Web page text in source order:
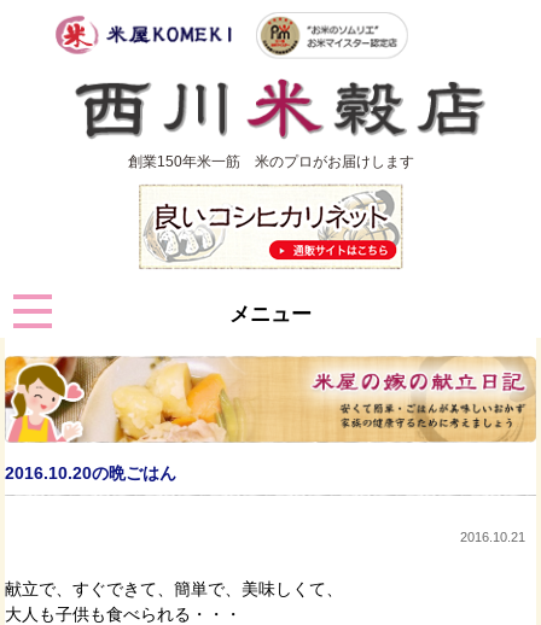
創業150年米一筋 米のプロがお届けします
メニュー
2016.10.20の晩ごはん
2016.10.21
献立で、すぐできて、簡単で、美味しくて、
大人も子供も食べられる・・・